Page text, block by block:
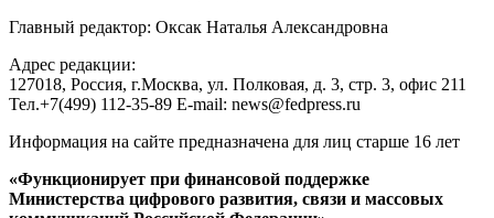
Главный редактор: Оксак Наталья Александровна
Адрес редакции:
127018, Россия, г.Москва, ул. Полковая, д. 3, стр. 3, офис 211
Тел.+7(499) 112-35-89 E-mail: news@fedpress.ru
Информация на сайте предназначена для лиц старше 16 лет
«Функционирует при финансовой поддержке
Министерства цифрового развития, связи и массовых